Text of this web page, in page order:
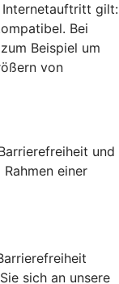
Internetauftritt gilt:
Bei
Beispiel um
von
und
einer
sich an unsere